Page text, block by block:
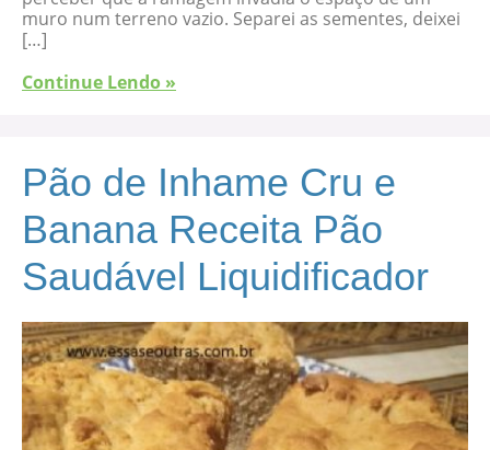
muro num terreno vazio. Separei as sementes, deixei
[…]
Continue Lendo »
Pão de Inhame Cru e
Banana Receita Pão
Saudável Liquidificador